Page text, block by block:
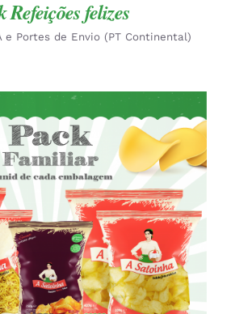
Refeições felizes
e Portes de Envio (PT Continental)
ADICIONAR
/